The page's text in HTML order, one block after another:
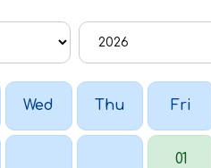
Wed Thu Fri
01